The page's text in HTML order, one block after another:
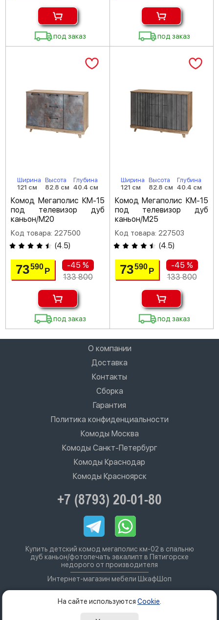
под заказ под заказ
Ширина
121 см
Высота
82.8 см
Глубина
40.4 см
Комод Мегаполис КМ-15
под телевизор дуб
каньон/M20
Код товара: 227500
(4.5)
73590 Р
-45 %
133 800
под заказ
Ширина
121 см
Высота
82.8 см
Глубина
40.4 см
Комод Мегаполис КМ-15
под телевизор дуб
каньон/M25
Код товара: 227503
(4.5)
73590 Р
-45 %
133 800
под заказ
О компании
Доставка
Контакты
Сборка
Гарантия
Политика конфиденциальности
Комоды Москва
Комоды Санкт-Петербург
Комоды Краснодар
Комоды Красноярск
+7 (8793) 20-01-80
Купить детский комод мегаполис км-02 в спальню
дуб каньон/фотопечать эвкалипт в Пятигорске
недорого от производителя
Интернет-магазин мебели ШкафШоп
На сайте используются Cookie